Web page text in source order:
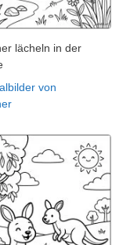
lächeln in der
von